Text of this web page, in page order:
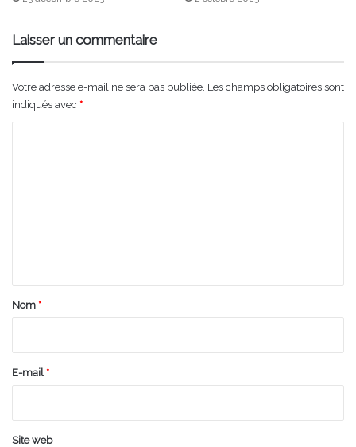
Laisser un commentaire
Votre adresse e-mail ne sera pas publiée. Les champs obligatoires sont
indiqués avec *
a
e
Nom *
E-mail *
Site web